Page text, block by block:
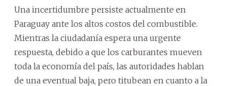
Una incertidumbre persiste actualmente en
Paraguay ante los altos costos del combustible.
Mientras la ciudadanía espera una urgente
respuesta, debido a que los carburantes mueven
toda la economía del país, las autoridades hablan
de una eventual baja, pero titubean en cuanto a la